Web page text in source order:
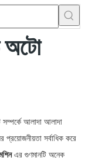
অটো
আলাদা আলাদা
প্রয়োজনীয়তা সর্বাধিক করে
এর গুণমানটি অনেক